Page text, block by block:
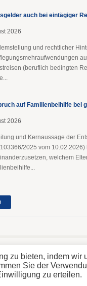
auch bei eintägiger
2026
und rechtlicher
(beruflich bedingten
auf Familienbeihilfe bei
2026
und Kernaussage der
2025 vom 10.02.2026)
welchem
GmbH
zu bieten, indem wir
Sie der
zu erteilen.